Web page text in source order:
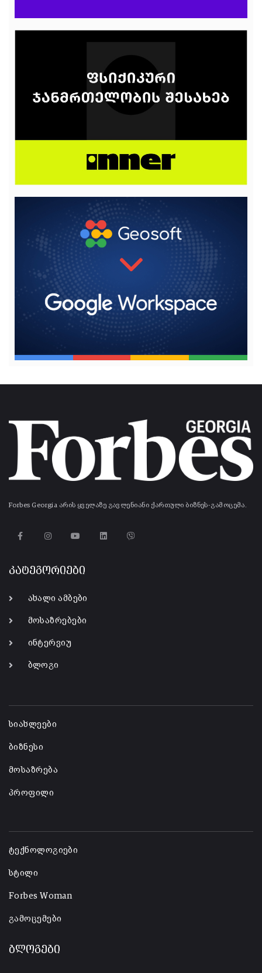
Forbes Georgia არის ყველაზე გავლენიანი ქართული ბიზნეს-გამოცემა.
კატეგორიები
ახალი ამბები
მოსაზრებები
ინტერვიუ
ბლოგი
სიახლეები
ბიზნესი
მოსაზრება
პროფილი
ტექნოლოგიები
სტილი
Forbes Woman
გამოცემები
ბლოგები